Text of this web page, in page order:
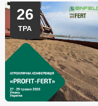
26
ТРА